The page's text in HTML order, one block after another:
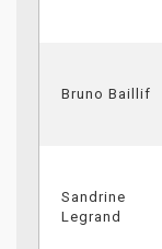
Bruno Baillif
Sandrine
Legrand